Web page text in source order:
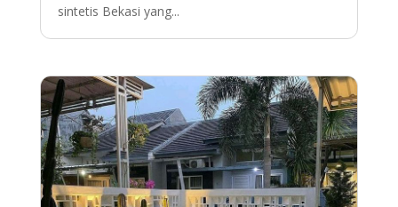
sintetis Bekasi yang...